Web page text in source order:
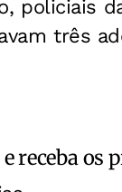
policiais
três
e receba os